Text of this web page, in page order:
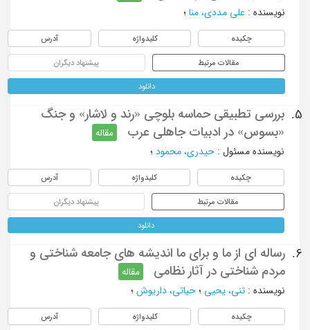
نویسنده: علی مددی، منا؛
چکیده کلیدواژه آدرس
مقالات مرتبط پیشنهاد دیگران
دانلود
5.
بررسی تطبیقی حماسه بلوچی «رند و لاشار» و جنگ‌
«بسوس» در ادبیات جاهلی عرب
مقاله
نویسنده مسئول : حیدری، محمود؛
چکیده کلیدواژه آدرس
مقالات مرتبط پیشنهاد دیگران
دانلود
6.
رساله ای از ما و برای ما اندیشه های جامعه شناختی و
مردم شناختی در آثار نظامی
مقاله
نویسنده: تنی، یحیی ؛ حیاتی، داریوش ؛
چکیده کلیدواژه آدرس